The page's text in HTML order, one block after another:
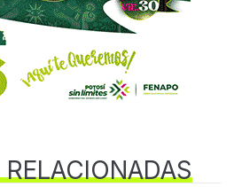
RELACIONADAS